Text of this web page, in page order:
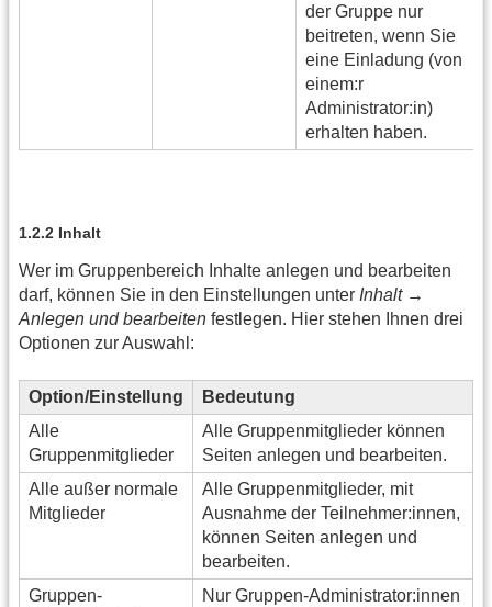
der Gruppe nur
beitreten, wenn Sie
eine Einladung (von
einem:r
Administrator:in)
erhalten haben.
1.2.2 Inhalt
Wer im Gruppenbereich Inhalte anlegen und bearbeiten
darf, können Sie in den Einstellungen unter Inhalt →
Anlegen und bearbeiten festlegen. Hier stehen Ihnen drei
Optionen zur Auswahl:
Option/Einstellung
Bedeutung
Alle
Gruppenmitglieder
Alle Gruppenmitglieder können
Seiten anlegen und bearbeiten.
Alle außer normale
Mitglieder
Alle Gruppenmitglieder, mit
Ausnahme der Teilnehmer:innen,
können Seiten anlegen und
bearbeiten.
Gruppen-
Nur Gruppen-Administrator:innen